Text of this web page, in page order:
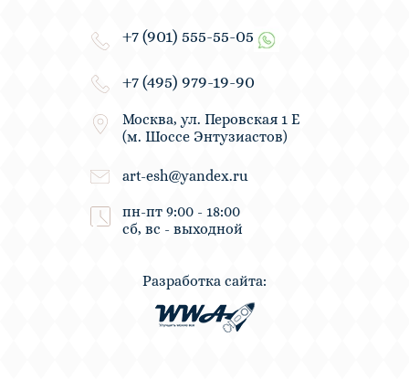
+7 (901) 555-55-05
+7 (495) 979-19-90
Москва, ул. Перовская 1 Е
(м. Шоссе Энтузиастов)
art-esh@yandex.ru
пн-пт 9:00 - 18:00
сб, вс - выходной
Разработка сайта: